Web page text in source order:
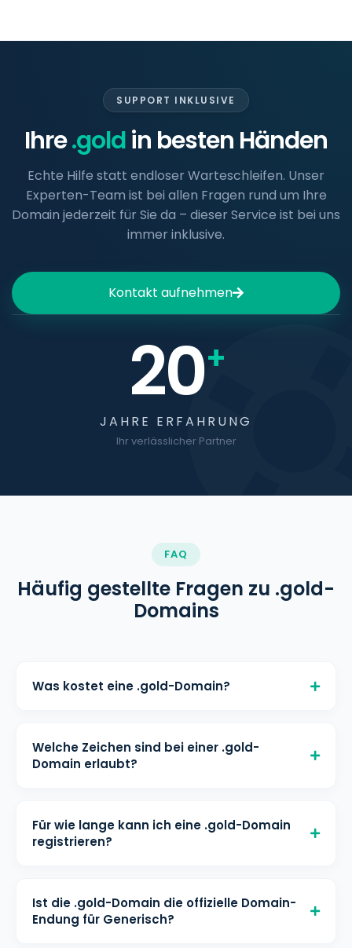
SUPPORT INKLUSIVE
Ihre.goldin besten Händen
Echte Hilfe statt endloser Warteschleifen. Unser
Experten-Team ist bei allen Fragen rund um Ihre
Domain jederzeit für Sie da – dieser Service ist bei uns
immer inklusive.
Kontakt aufnehmen
20+
JAHRE ERFAHRUNG
Ihr verlässlicher Partner
FAQ
Häufig gestellte Fragen zu .gold-
Domains
Was kostet eine .gold-Domain?
13,00/Monat für die Registrierung, €
13,00/Monat für die Verlängerung und
DNS-Verwaltung und WHOIS-Schutz.
Welche Zeichen sind bei einer .gold-
Domain erlaubt?
Länge: 63 Zeichen Erlaubte Zeichen: a-
z, 0-9, IDN-Zeichen: ja
Für wie lange kann ich eine .gold-Domain
registrieren?
Jahr(e) registriert werden. Sie können
sie vor Ablauf verlängern, um Ihre
Ist die .gold-Domain die offizielle Domain-
Endung für Generisch?